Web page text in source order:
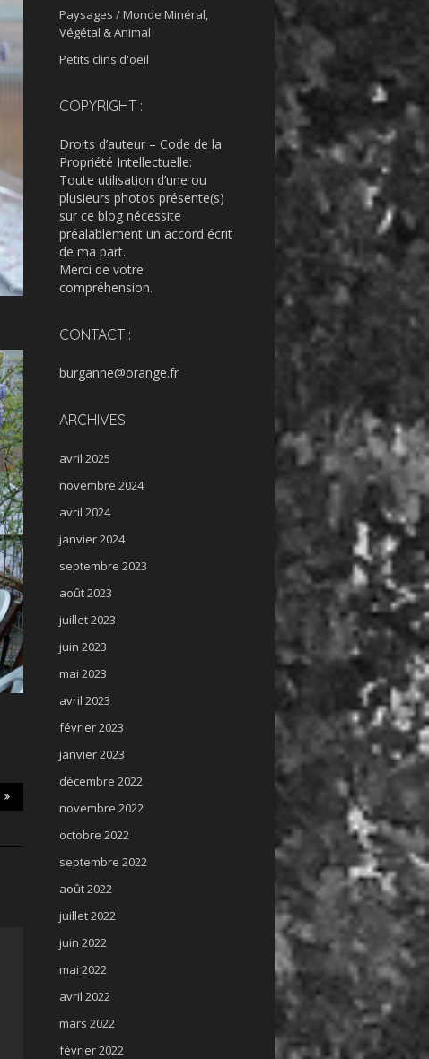
Paysages / Monde Minéral,
Végétal & Animal
Petits clins d'oeil
COPYRIGHT :
Droits d’auteur – Code de la
Propriété Intellectuelle:
Toute utilisation d’une ou
plusieurs photos présente(s)
sur ce blog nécessite
préalablement un accord écrit
de ma part.
Merci de votre
compréhension.
CONTACT :
burganne@orange.fr
ARCHIVES
avril 2025
novembre 2024
avril 2024
janvier 2024
septembre 2023
août 2023
juillet 2023
juin 2023
mai 2023
avril 2023
février 2023
janvier 2023
décembre 2022
novembre 2022
octobre 2022
septembre 2022
août 2022
juillet 2022
juin 2022
mai 2022
avril 2022
mars 2022
février 2022